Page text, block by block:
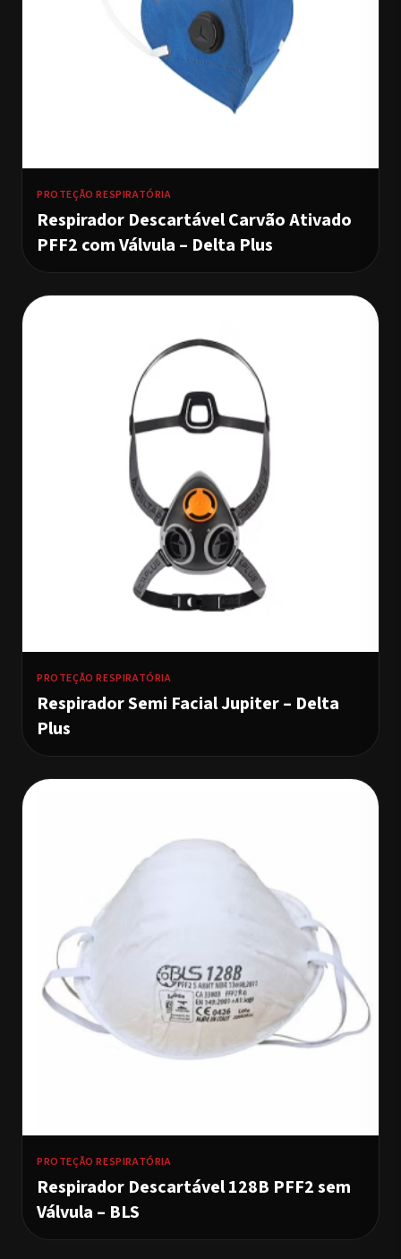
PROTEÇÃO RESPIRATÓRIA
Respirador Descartável Carvão Ativado
PFF2 com Válvula – Delta Plus
PROTEÇÃO RESPIRATÓRIA
Respirador Semi Facial Jupiter – Delta
Plus
PROTEÇÃO RESPIRATÓRIA
Respirador Descartável 128B PFF2 sem
Válvula – BLS